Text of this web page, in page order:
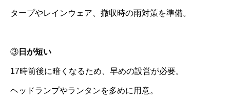
タープやレインウェア、撤収時の雨対策を準備。
③ 日が短い
17時前後に暗くなるため、早めの設営が必要。
ヘッドランプやランタンを多めに用意。